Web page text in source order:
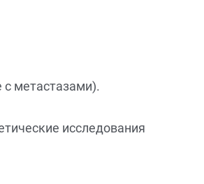
метастазами).
исследования